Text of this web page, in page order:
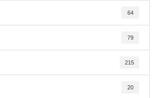
64
79
215
20